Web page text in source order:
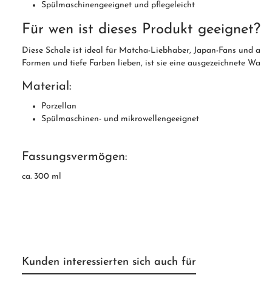
Spülmaschinengeeignet und pflegeleicht
Für wen ist dieses Produkt geeignet?
Diese Schale ist ideal für Matcha-Liebhaber, Japan-Fans und
Formen und tiefe Farben lieben, ist sie eine ausgezeichnete
Material:
Porzellan
Spülmaschinen- und mikrowellengeeignet
Fassungsvermögen:
ca. 300 ml
Kunden interessierten sich auch für